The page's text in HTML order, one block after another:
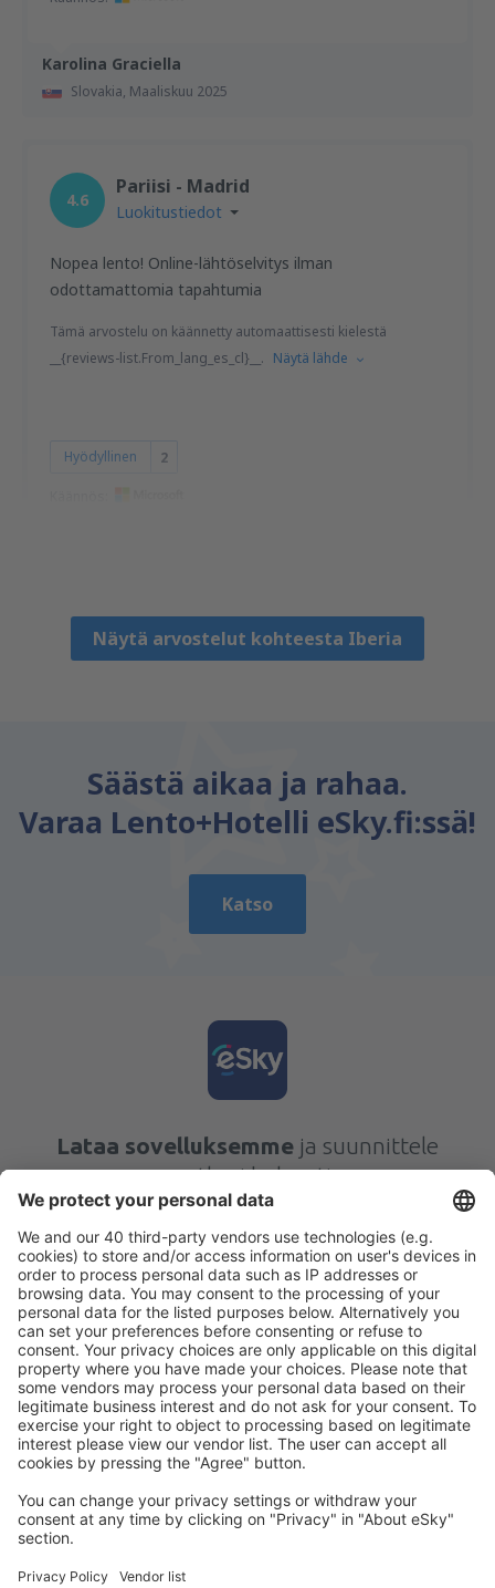
Karolina Graciella
Slovakia, Maaliskuu 2025
4.6
Pariisi - Madrid
Luokitustiedot
Nopea lento! Online-lähtöselvitys ilman
odottamattomia tapahtumia
Tämä arvostelu on käännetty automaattisesti kielestä
__{reviews-list.From_lang_es_cl}__. Näytä lähde
Hyödyllinen 2
Näytä arvostelut kohteesta Iberia
Säästä aikaa ja rahaa.
Varaa Lento+Hotelli eSky.fi:ssä!
Katso
Lataa sovelluksemme ja suunnittele
matkasi helposti
Suunnittele matkasi
Halvat lennot
Kaupunkilomat
Lomamatkat
Majoitus
Lento+Hotelli
Hotellit
Kuljetukset